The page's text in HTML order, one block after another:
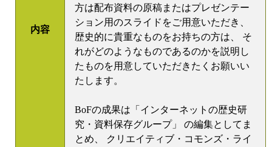
内容
方は配布資料の原稿またはプレゼンテー
ション用のスライドをご用意いただき、
歴史的に貴重なものをお持ちの方は、 そ
れがどのようなものであるのかを説明し
たものを用意していただきたくお願いい
たします。
BoFの成果は「インターネットの歴史研
究・資料保存グループ」 の編集としてま
とめ、 クリエイティブ・コモンズ・ライ